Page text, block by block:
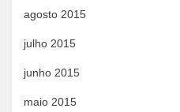
agosto 2015
julho 2015
junho 2015
maio 2015